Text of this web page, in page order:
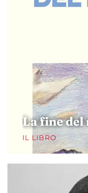
La fine del
IL LIBRO